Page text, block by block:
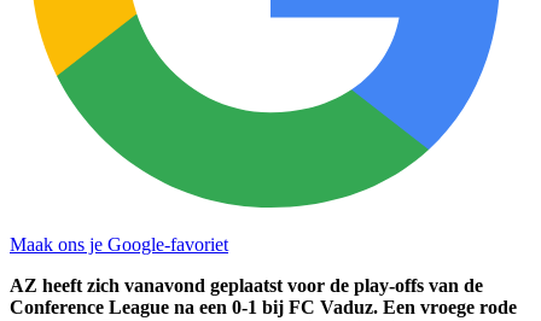
Maak ons je Google-favoriet
AZ heeft zich vanavond geplaatst voor de play-offs van de
Conference League na een 0-1 bij FC Vaduz. Een vroege rode